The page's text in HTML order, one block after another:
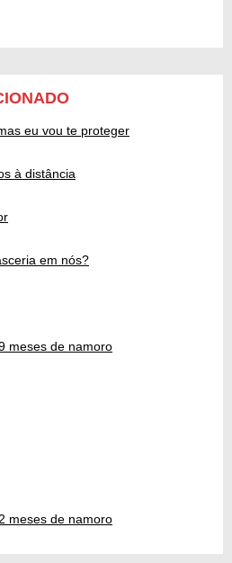
eu vou te proteger
à distância
em nós?
meses de namoro
meses de namoro